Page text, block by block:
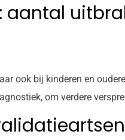
aantal
ook bij kinderen en
om verdere